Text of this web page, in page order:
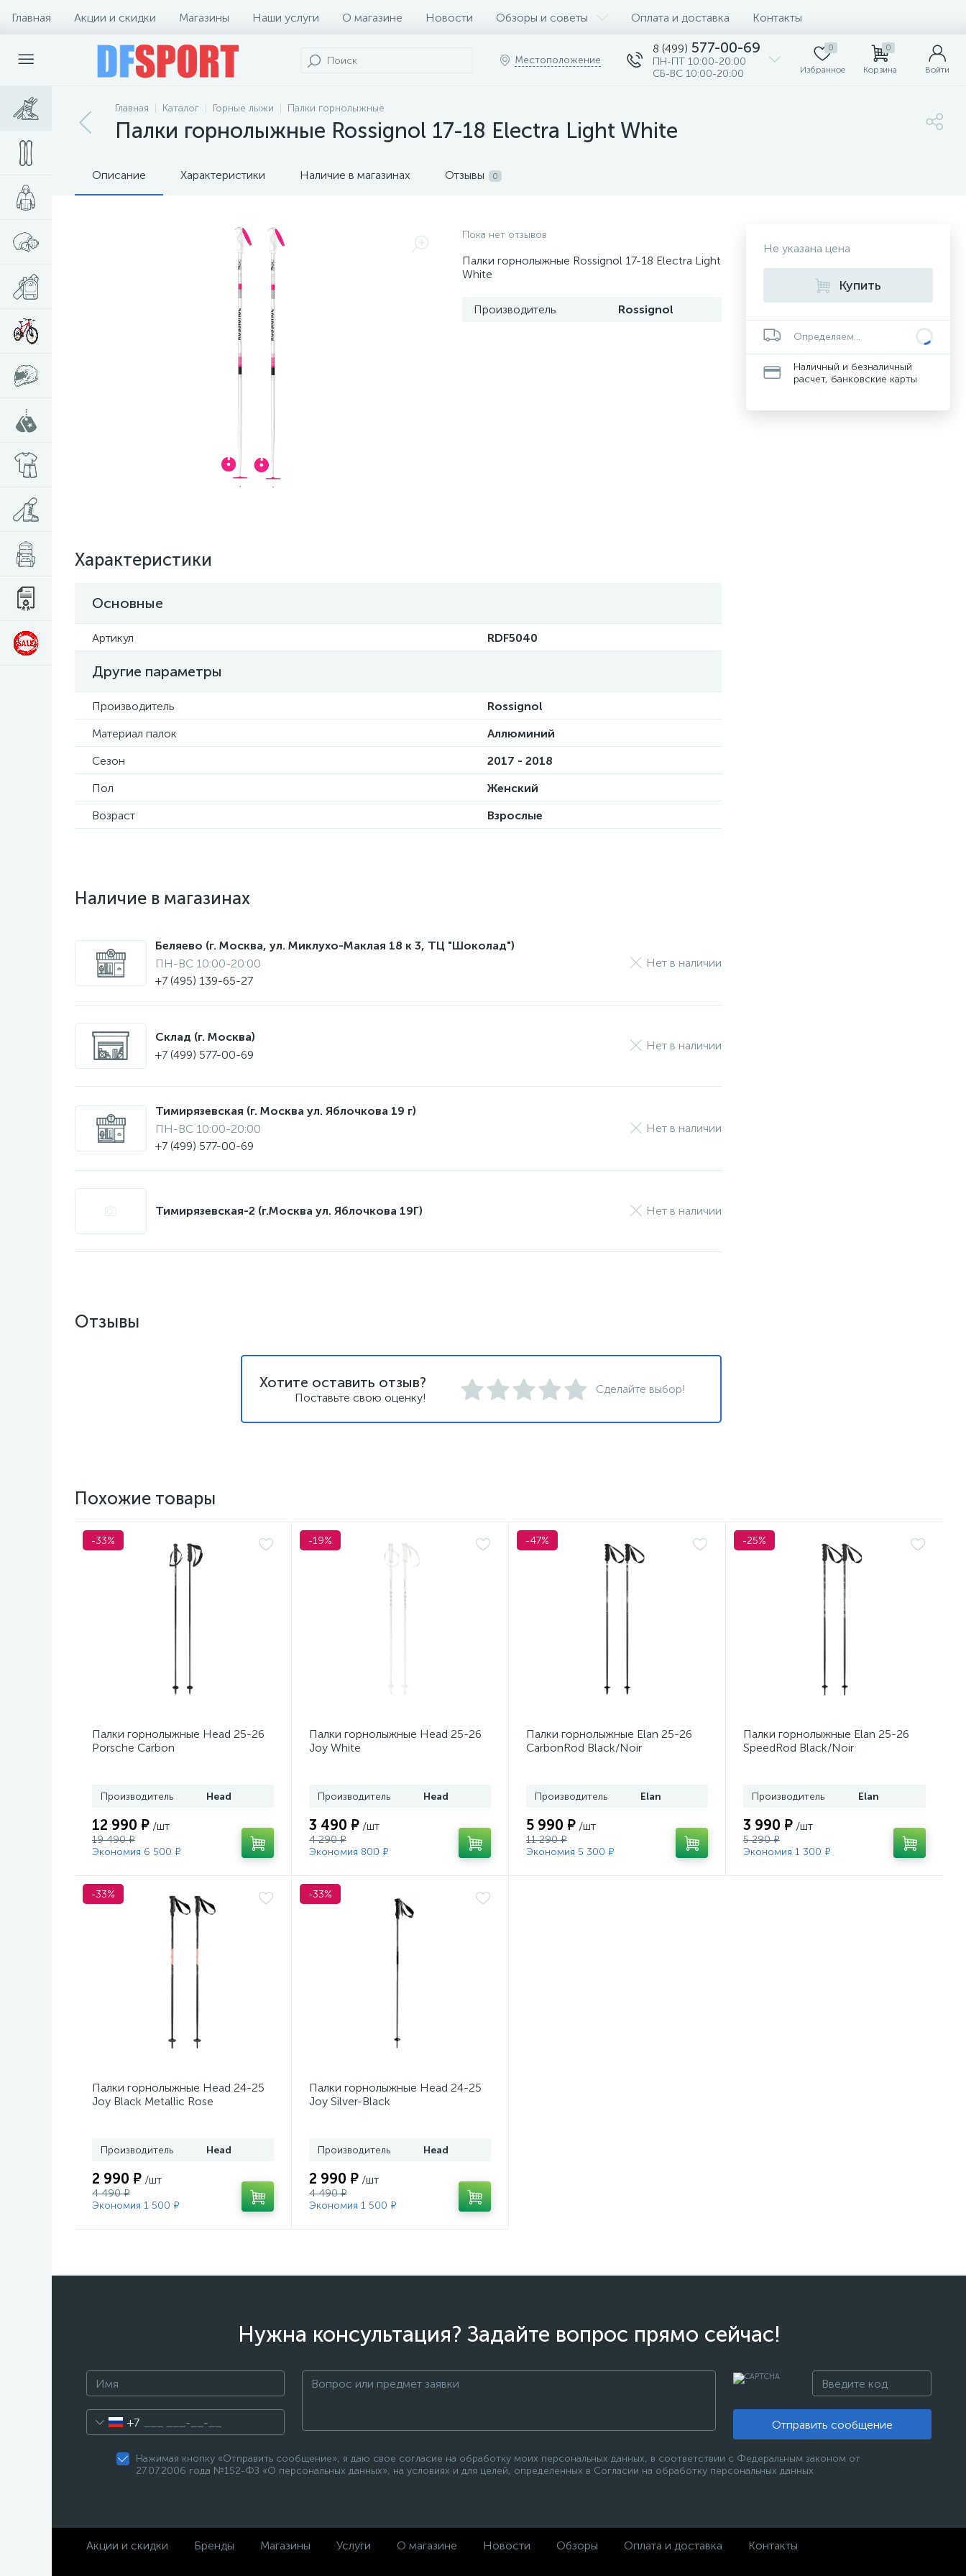
Главная Акции и скидки Магазины Наши услуги О магазине Новости Обзоры и советы Оплата и доставка Контакты
Местоположение
8 (499) 577-00-69
ПН-ПТ 10:00-20:00
СБ-ВС 10:00-20:00
0
Избранное
0
Корзина Войти
Главная Каталог Горные лыжи Палки горнолыжные
Палки горнолыжные Rossignol 17-18 Electra Light White
Описание Характеристики Наличие в магазинах Отзывы 0
Пока нет отзывов
Палки горнолыжные Rossignol 17-18 Electra Light
White
Производитель Rossignol
Характеристики
Основные
Артикул RDF5040
Другие параметры
Производитель
Rossignol
Материал палок
Аллюминий
Сезон
2017 - 2018
Пол
Женский
Возраст
Взрослые
Наличие в магазинах
Беляево (г. Москва, ул. Миклухо-Маклая 18 к 3, ТЦ "Шоколад")
ПН-ВС 10:00-20:00
+7 (495) 139-65-27
Нет в наличии
Склад (г. Москва)
+7 (499) 577-00-69
Нет в наличии
Тимирязевская (г. Москва ул. Яблочкова 19 г)
ПН-ВС 10:00-20:00
+7 (499) 577-00-69
Нет в наличии
Тимирязевская-2 (г.Москва ул. Яблочкова 19Г) Нет в наличии
Не указана цена
Купить
Определяем...
Наличный и безналичный
расчет, банковские карты
Отзывы
Хотите оставить отзыв?
Поставьте свою оценку!
Сделайте выбор!
Похожие товары
-33%
Палки горнолыжные Head 25-26
Porsche Carbon
Производитель Head
12 990 ₽ /шт
19 490 ₽
Экономия 6 500 ₽
-19%
Палки горнолыжные Head 25-26
Joy White
Производитель Head
3 490 ₽ /шт
4 290 ₽
Экономия 800 ₽
-47%
Палки горнолыжные Elan 25-26
CarbonRod Black/Noir
Производитель Elan
5 990 ₽ /шт
11 290 ₽
Экономия 5 300 ₽
-25%
Палки горнолыжные Elan 25-26
SpeedRod Black/Noir
Производитель Elan
3 990 ₽ /шт
5 290 ₽
Экономия 1 300 ₽
-33%
Палки горнолыжные Head 24-25
Joy Black Metallic Rose
Производитель Head
2 990 ₽ /шт
4 490 ₽
Экономия 1 500 ₽
-33%
Палки горнолыжные Head 24-25
Joy Silver-Black
Производитель Head
2 990 ₽ /шт
4 490 ₽
Экономия 1 500 ₽
Нужна консультация? Задайте вопрос прямо сейчас!
+7 Отправить сообщение
Нажимая кнопку «Отправить сообщение», я даю свое согласие на обработку моих персональных данных, в соответствии с Федеральным законом от
27.07.2006 года №152-ФЗ «О персональных данных», на условиях и для целей, определенных в Согласии на обработку персональных данных
Акции и скидки Бренды Магазины Услуги О магазине Новости Обзоры Оплата и доставка Контакты